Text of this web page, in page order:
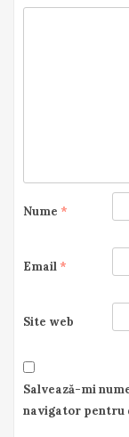
Nume *
Email *
Site web
Salvează-mi
navigator pentru